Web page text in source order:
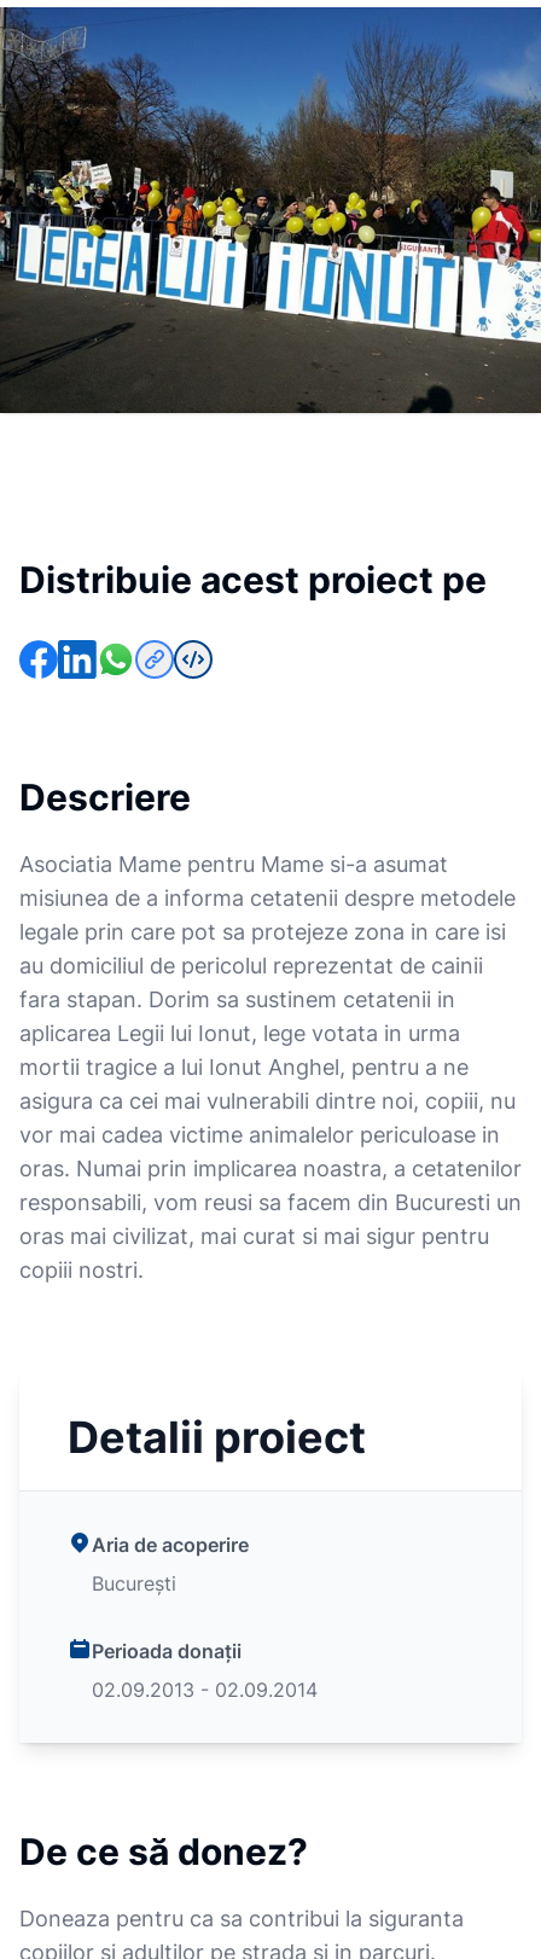
Distribuie acest proiect pe
Descriere
Asociatia Mame pentru Mame si-a asumat
misiunea de a informa cetatenii despre metodele
legale prin care pot sa protejeze zona in care isi
au domiciliul de pericolul reprezentat de cainii
fara stapan. Dorim sa sustinem cetatenii in
aplicarea Legii lui Ionut, lege votata in urma
mortii tragice a lui Ionut Anghel, pentru a ne
asigura ca cei mai vulnerabili dintre noi, copiii, nu
vor mai cadea victime animalelor periculoase in
oras. Numai prin implicarea noastra, a cetatenilor
responsabili, vom reusi sa facem din Bucuresti un
oras mai civilizat, mai curat si mai sigur pentru
copiii nostri.
Detalii proiect
Aria de acoperire
București
Perioada donații
02.09.2013 - 02.09.2014
De ce să donez?
Doneaza pentru ca sa contribui la siguranta
copiilor si adultilor pe strada si in parcuri.